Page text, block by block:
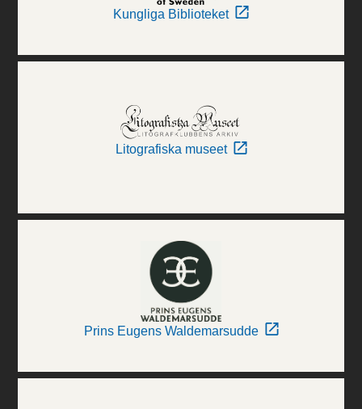
Kungliga Biblioteket
Litografiska museet
Prins Eugens Waldemarsudde